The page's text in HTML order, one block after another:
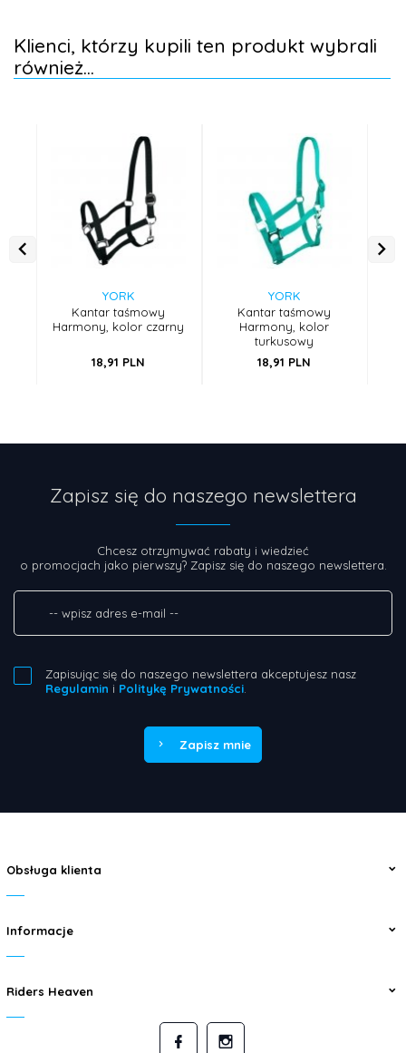
Klienci, którzy kupili ten produkt wybrali
również...
YORK
Kantar taśmowy
Harmony, kolor czarny
18,91 PLN
YORK
Kantar taśmowy
Harmony, kolor
turkusowy
18,91 PLN
Zapisz się do naszego newslettera
Chcesz otrzymywać rabaty i wiedzieć
o promocjach jako pierwszy? Zapisz się do naszego newslettera.
Zapisując się do naszego newslettera akceptujesz nasz
Regulamin i Politykę Prywatności
Zapisz mnie
Obsługa klienta
Informacje
Riders Heaven